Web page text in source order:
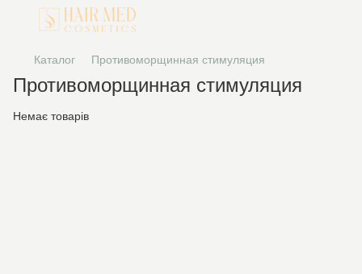
Каталог Противоморщинная стимуляция
Противоморщинная стимуляция
Немає товарів